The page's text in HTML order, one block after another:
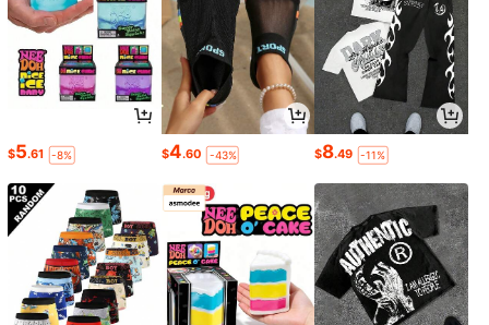
$5.61 -8% $4.60 -43% $8.49 -11%